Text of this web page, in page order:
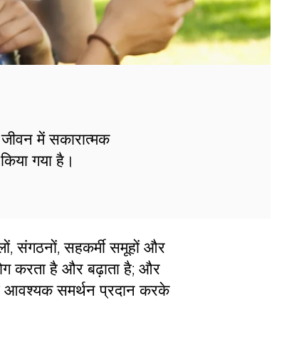
में सकारात्मक
गया है।
संगठनों, सहकर्मी समूहों और
करता है और बढ़ाता है; और
आवश्यक समर्थन प्रदान करके